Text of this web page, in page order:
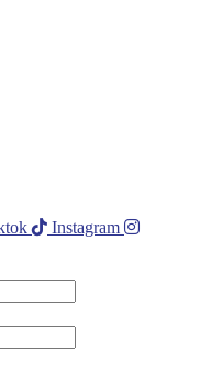
Instagram